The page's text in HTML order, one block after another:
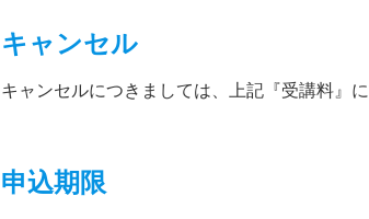
キャンセル
キャンセルにつきましては、上記『受講料』
申込期限